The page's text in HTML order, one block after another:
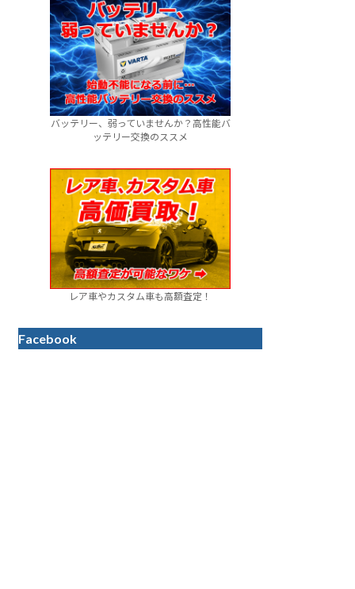
バッテリー、弱っていませんか？高性能バ
ッテリー交換のススメ
レア車やカスタム車も高額査定！
Facebook